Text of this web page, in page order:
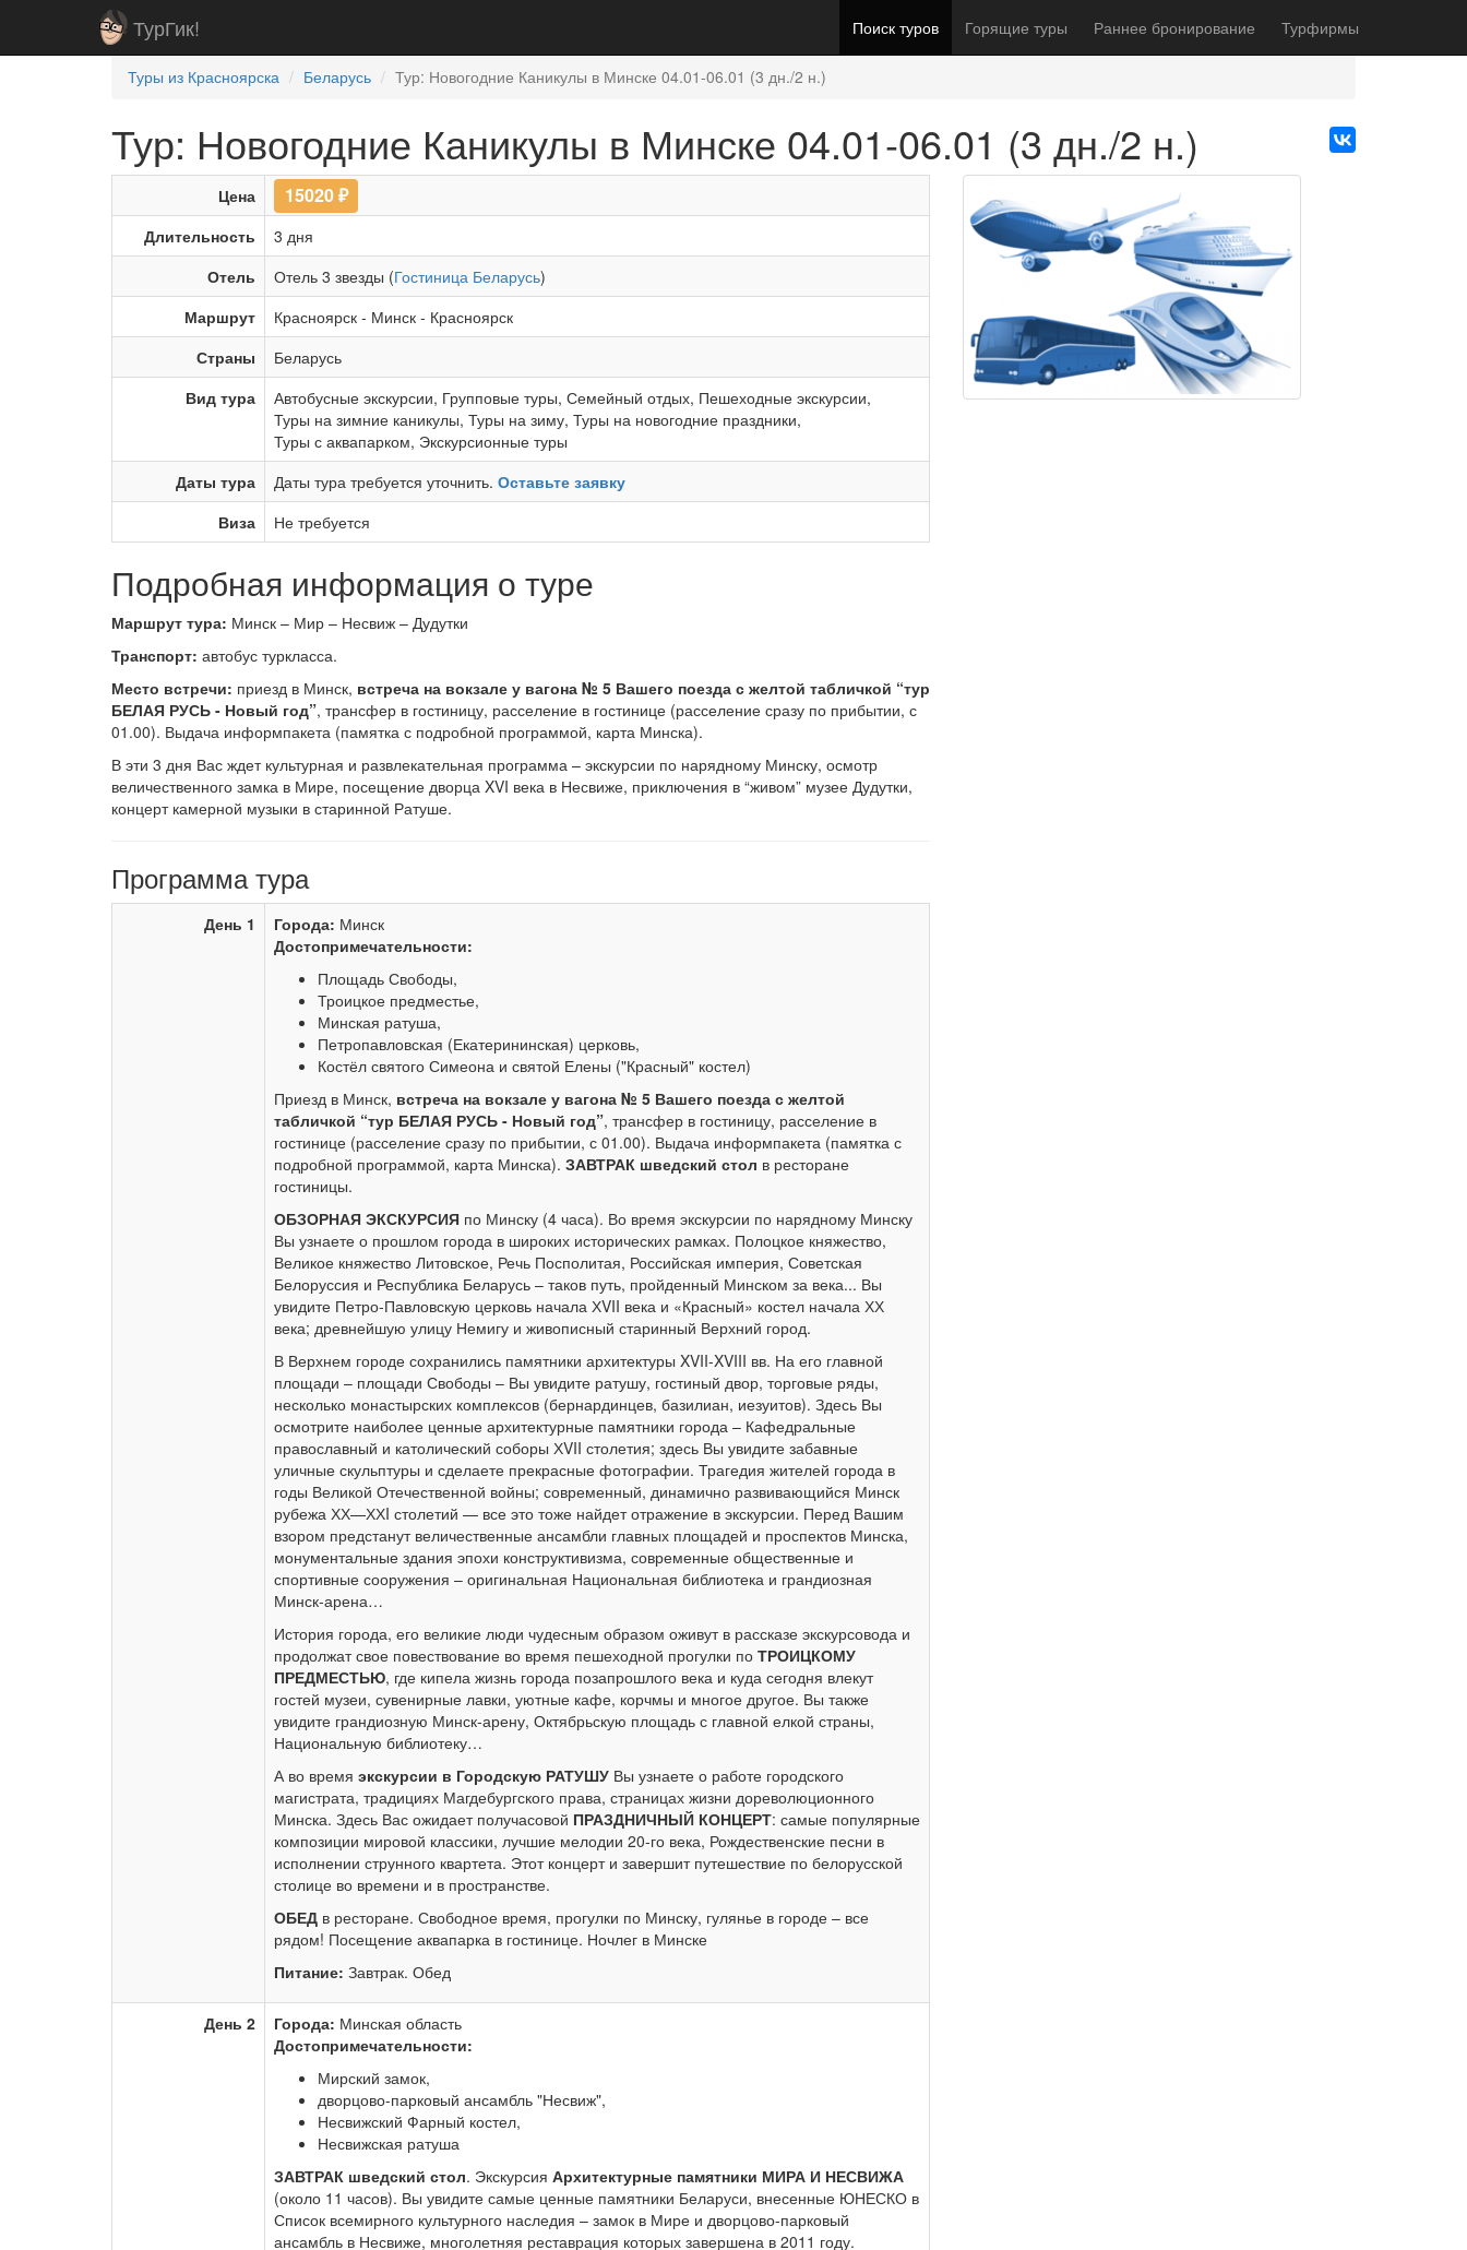
ТурГик! Поиск туров Горящие туры Раннее бронирование Турфирмы
Туры из Красноярска Беларусь Тур: Новогодние Каникулы в Минске 04.01-06.01 (3 дн./2 н.)
Тур: Новогодние Каникулы в Минске 04.01-06.01 (3 дн./2 н.)
Цена 15020₽
Длительность
3 дня
Отель
Отель 3 звезды (Гостиница Беларусь)
Маршрут
Красноярск - Минск - Красноярск
Страны
Беларусь
Вид тура
Автобусные экскурсии, Групповые туры, Семейный отдых, Пешеходные экскурсии,
Туры на зимние каникулы, Туры на зиму, Туры на новогодние праздники,
Туры с аквапарком, Экскурсионные туры
Даты тура
Даты тура требуется уточнить. Оставьте заявку
Виза
Не требуется
Подробная информация о туре
Маршрут тура: Минск – Мир – Несвиж – Дудутки
Транспорт: автобус туркласса.
Место встречи: приезд в Минск, встреча на вокзале у вагона № 5 Вашего поезда с желтой табличкой “тур
БЕЛАЯ РУСЬ - Новый год”, трансфер в гостиницу, расселение в гостинице (расселение сразу по прибытии, с
01.00). Выдача информпакета (памятка с подробной программой, карта Минска).
В эти 3 дня Вас ждет культурная и развлекательная программа – экскурсии по нарядному Минску, осмотр
величественного замка в Мире, посещение дворца XVI века в Несвиже, приключения в “живом” музее Дудутки,
концерт камерной музыки в старинной Ратуше.
Программа тура
День 1 Города: Минск
Достопримечательности:
Площадь Свободы,
Троицкое предместье,
Минская ратуша,
Петропавловская (Екатерининская) церковь,
Костёл святого Симеона и святой Елены ("Красный" костел)
Приезд в Минск, встреча на вокзале у вагона № 5 Вашего поезда с желтой
табличкой “тур БЕЛАЯ РУСЬ - Новый год”, трансфер в гостиницу, расселение в
гостинице (расселение сразу по прибытии, с 01.00). Выдача информпакета (памятка с
подробной программой, карта Минска). ЗАВТРАК шведский стол в ресторане
гостиницы.
ОБЗОРНАЯ ЭКСКУРСИЯ по Минску (4 часа). Во время экскурсии по нарядному Минску
Вы узнаете о прошлом города в широких исторических рамках. Полоцкое княжество,
Великое княжество Литовское, Речь Посполитая, Российская империя, Советская
Белоруссия и Республика Беларусь – таков путь, пройденный Минском за века... Вы
увидите Петро-Павловскую церковь начала ХVII века и «Красный» костел начала ХХ
века; древнейшую улицу Немигу и живописный старинный Верхний город.
В Верхнем городе сохранились памятники архитектуры XVII-XVIII вв. На его главной
площади – площади Свободы – Вы увидите ратушу, гостиный двор, торговые ряды,
несколько монастырских комплексов (бернардинцев, базилиан, иезуитов). Здесь Вы
осмотрите наиболее ценные архитектурные памятники города – Кафедральные
православный и католический соборы ХVII столетия; здесь Вы увидите забавные
уличные скульптуры и сделаете прекрасные фотографии. Трагедия жителей города в
годы Великой Отечественной войны; современный, динамично развивающийся Минск
рубежа ХХ—ХХI столетий — все это тоже найдет отражение в экскурсии. Перед Вашим
взором предстанут величественные ансамбли главных площадей и проспектов Минска,
монументальные здания эпохи конструктивизма, современные общественные и
спортивные сооружения – оригинальная Национальная библиотека и грандиозная
Минск-арена…
История города, его великие люди чудесным образом оживут в рассказе экскурсовода и
продолжат свое повествование во время пешеходной прогулки по ТРОИЦКОМУ
ПРЕДМЕСТЬЮ, где кипела жизнь города позапрошлого века и куда сегодня влекут
гостей музеи, сувенирные лавки, уютные кафе, корчмы и многое другое. Вы также
увидите грандиозную Минск-арену, Октябрьскую площадь с главной елкой страны,
Национальную библиотеку…
А во время экскурсии в Городскую РАТУШУ Вы узнаете о работе городского
магистрата, традициях Магдебургского права, страницах жизни дореволюционного
Минска. Здесь Вас ожидает получасовой ПРАЗДНИЧНЫЙ КОНЦЕРТ: самые популярные
композиции мировой классики, лучшие мелодии 20-го века, Рождественские песни в
исполнении струнного квартета. Этот концерт и завершит путешествие по белорусской
столице во времени и в пространстве.
ОБЕД в ресторане. Свободное время, прогулки по Минску, гулянье в городе – все
рядом! Посещение аквапарка в гостинице. Ночлег в Минске
Питание: Завтрак. Обед
День 2 Города: Минская область
Достопримечательности:
Мирский замок,
дворцово-парковый ансамбль "Несвиж",
Несвижский Фарный костел,
Несвижская ратуша
ЗАВТРАК шведский стол. Экскурсия Архитектурные памятники МИРА И НЕСВИЖА
(около 11 часов). Вы увидите самые ценные памятники Беларуси, внесенные ЮНЕСКО в
Список всемирного культурного наследия – замок в Мире и дворцово-парковый
ансамбль в Несвиже, многолетняя реставрация которых завершена в 2011 году.